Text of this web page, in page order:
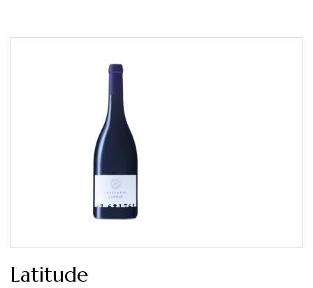
Latitude